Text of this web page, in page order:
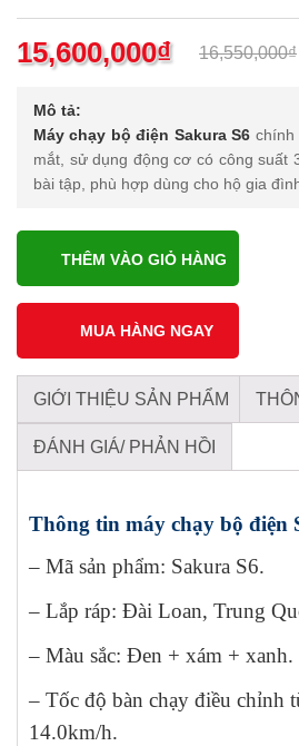
16,550,000₫
15,600,000₫
Mô tả:
Máy chạy bộ điện Sakura S6 chính
mắt, sử dụng động cơ có công suất
bài tập, phù hợp dùng cho hộ gia
THÊM VÀO GIỎ HÀNG
GIỚI THIỆU SẢN PHẨM
ĐÁNH GIÁ/ PHẢN HỒI
Thông tin máy chạy bộ điện
– Mã sản phẩm: Sakura S6.
– Lắp ráp: Đài Loan, Trung
– Màu sắc: Đen + xám + xanh.
– Tốc độ bàn chạy điều chỉnh
14.0km/h.